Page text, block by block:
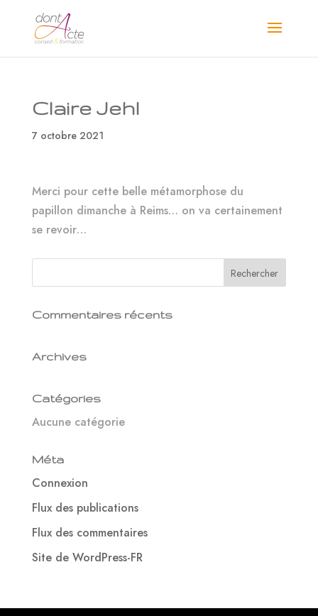
Claire Jehl
7 octobre 2021
Merci pour cette belle métamorphose du
papillon dimanche à Reims… on va certainement
se revoir…
Commentaires récents
Archives
Catégories
Aucune catégorie
Méta
Connexion
Flux des publications
Flux des commentaires
Site de WordPress-FR